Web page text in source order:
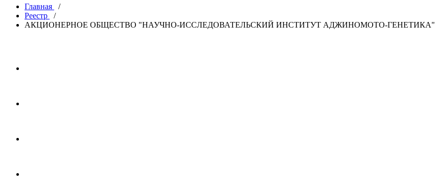
Главная
/
Реестр
/
АКЦИОНЕРНОЕ ОБЩЕСТВО "НАУЧНО-ИССЛЕДОВАТЕЛЬСКИЙ ИНСТИТУТ АДЖИНОМОТО-ГЕНЕТИКА"